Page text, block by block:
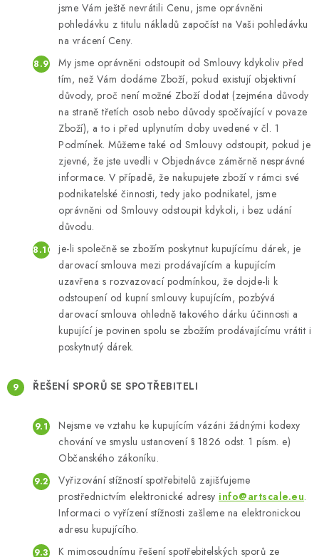
jsme Vám ještě nevrátili Cenu, jsme oprávněni
pohledávku z titulu nákladů započíst na Vaši pohledávku
na vrácení Ceny.
My jsme oprávněni odstoupit od Smlouvy kdykoliv před
tím, než Vám dodáme Zboží, pokud existují objektivní
důvody, proč není možné Zboží dodat (zejména důvody
na straně třetích osob nebo důvody spočívající v povaze
Zboží), a to i před uplynutím doby uvedené v čl. 1
Podmínek. Můžeme také od Smlouvy odstoupit, pokud je
zjevné, že jste uvedli v Objednávce záměrně nesprávné
informace. V případě, že nakupujete zboží v rámci své
podnikatelské činnosti, tedy jako podnikatel, jsme
oprávněni od Smlouvy odstoupit kdykoli, i bez udání
důvodu.
je-li společně se zbožím poskytnut kupujícímu dárek, je
darovací smlouva mezi prodávajícím a kupujícím
uzavřena s rozvazovací podmínkou, že dojde-li k
odstoupení od kupní smlouvy kupujícím, pozbývá
darovací smlouva ohledně takového dárku účinnosti a
kupující je povinen spolu se zbožím prodávajícímu vrátit i
poskytnutý dárek.
ŘEŠENÍ SPORŮ SE SPOTŘEBITELI
Nejsme ve vztahu ke kupujícím vázáni žádnými kodexy
chování ve smyslu ustanovení § 1826 odst. 1 písm. e)
Občanského zákoníku.
Vyřizování stížností spotřebitelů zajišťujeme
prostřednictvím elektronické adresy info@artscale.eu.
Informaci o vyřízení stížnosti zašleme na elektronickou
adresu kupujícího.
K mimosoudnímu řešení spotřebitelských sporů ze